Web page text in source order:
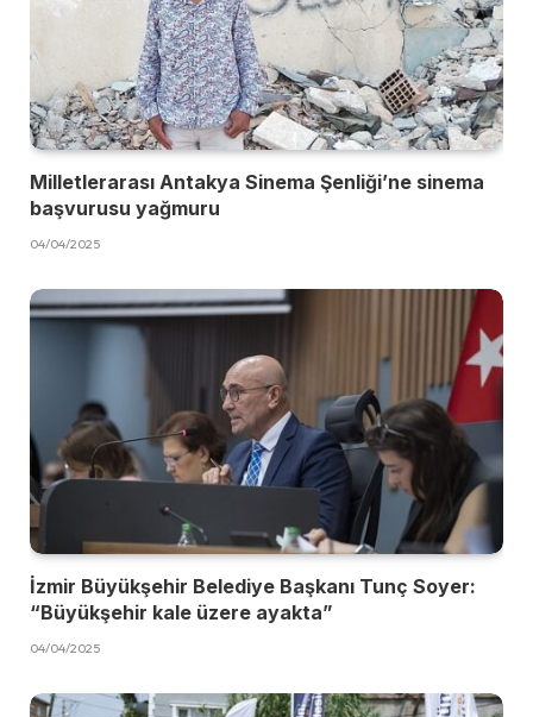
Milletlerarası Antakya Sinema Şenliği’ne sinema
başvurusu yağmuru
04/04/2025
İzmir Büyükşehir Belediye Başkanı Tunç Soyer:
“Büyükşehir kale üzere ayakta”
04/04/2025